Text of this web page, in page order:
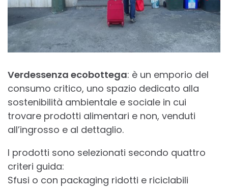
Verdessenza ecobottega: è un emporio del
consumo critico, uno spazio dedicato alla
sostenibilità ambientale e sociale in cui
trovare prodotti alimentari e non, venduti
all’ingrosso e al dettaglio.
I prodotti sono selezionati secondo quattro
criteri guida:
Sfusi o con packaging ridotti e riciclabili